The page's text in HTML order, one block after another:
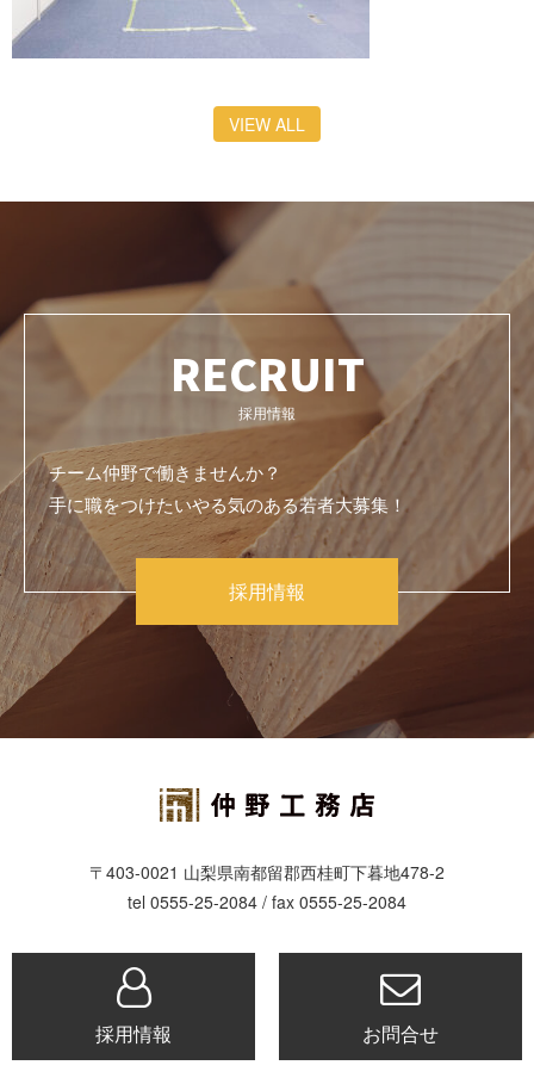
VIEW ALL
RECRUIT
採用情報
チーム仲野で働きませんか？
手に職をつけたいやる気のある若者大募集！
採用情報
〒403-0021 山梨県南都留郡西桂町下暮地478-2
tel 0555-25-2084 / fax 0555-25-2084
採用情報 お問合せ